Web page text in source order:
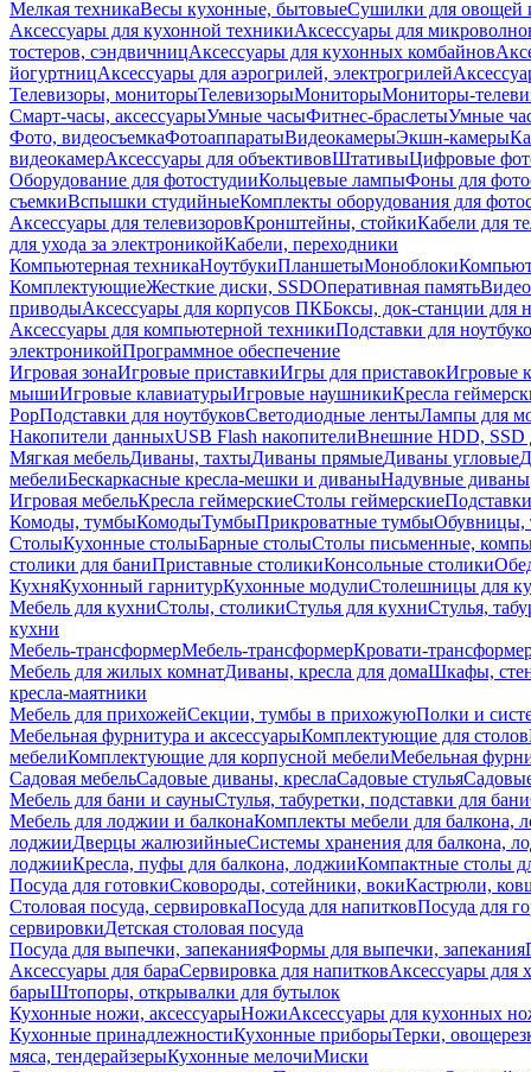
Мелкая техникаВесы кухонные, бытовыеСушилки для овощей
Аксессуары для кухонной техникиАксессуары для
тостеров, сэндвичницАксессуары для кухонных комбайнов
йогуртницАксессуары для аэрогрилей, электрогрилей
Телевизоры, мониторыТелевизорыМониторыМониторы-
Смарт-часы, аксессуарыУмные часыФитнес-браслетыУмные
Фото, видеосъемкаФотоаппаратыВидеокамерыЭкшн-камеры
видеокамерАксессуары для объективовШтативыЦифровые
Оборудование для фотостудииКольцевые лампыФоны для
съемкиВспышки студийныеКомплекты оборудования для
Аксессуары для телевизоровКронштейны, стойкиКабели для
для ухода за электроникойКабели, переходники
Компьютерная техникаНоутбукиПланшетыМоноблоки
КомплектующиеЖесткие диски, SSDОперативная память
приводыАксессуары для корпусов ПКБоксы, док-станции для
Аксессуары для компьютерной техникиПодставки для
электроникойПрограммное обеспечение
Игровая зонаИгровые приставкиИгры для приставокИгровые
мышиИгровые клавиатурыИгровые наушникиКресла
PopПодставки для ноутбуковСветодиодные лентыЛампы для
Накопители данныхUSB Flash накопителиВнешние HDD, SSD
Мягкая мебельДиваны, тахтыДиваны прямыеДиваны угловые
мебелиБескаркасные кресла-мешки и диваныНадувные диваны
Игровая мебельКресла геймерскиеСтолы геймерские
Комоды, тумбыКомодыТумбыПрикроватные тумбыОбувницы,
СтолыКухонные столыБарные столыСтолы письменные,
столики для баниПриставные столикиКонсольные столики
КухняКухонный гарнитурКухонные модулиСтолешницы для
Мебель для кухниСтолы, столикиСтулья для кухниСтулья,
кухни
Мебель-трансформерМебель-трансформерКровати-
Мебель для жилых комнатДиваны, кресла для домаШкафы,
кресла-маятники
Мебель для прихожейСекции, тумбы в прихожуюПолки и
Мебельная фурнитура и аксессуарыКомплектующие для столов
мебелиКомплектующие для корпусной мебелиМебельная
Садовая мебельСадовые диваны, креслаСадовые стулья
Мебель для бани и сауныСтулья, табуретки, подставки для бани
Мебель для лоджии и балконаКомплекты мебели для балкона,
лоджииДверцы жалюзийныеСистемы хранения для балкона,
лоджииКресла, пуфы для балкона, лоджииКомпактные столы
Посуда для готовкиСковороды, сотейники, вокиКастрюли,
Столовая посуда, сервировкаПосуда для напитковПосуда для
сервировкиДетская столовая посуда
Посуда для выпечки, запеканияФормы для выпечки, запекания
Аксессуары для бараСервировка для напитковАксессуары для
барыШтопоры, открывалки для бутылок
Кухонные ножи, аксессуарыНожиАксессуары для кухонных
Кухонные принадлежностиКухонные приборыТерки,
мяса, тендерайзерыКухонные мелочиМиски